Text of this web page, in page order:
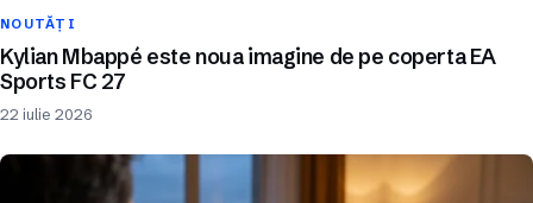
NOUTĂȚI
Kylian Mbappé este noua imagine de pe coperta EA
Sports FC 27
22 iulie 2026